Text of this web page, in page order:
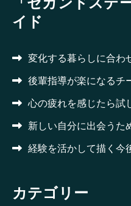
イド
変化する暮らしに合わ
後輩指導が楽になるチ
心の疲れを感じたら試
新しい自分に出会うた
経験を活かして描く今
カテゴリー